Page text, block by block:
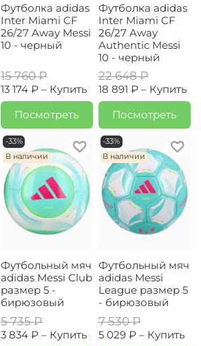
Футболка adidas
Inter Miami CF
26/27 Away Messi
10 - черный
15 760 ₽
13 174 ₽ – Купить
Посмотреть
Футболка adidas
Inter Miami CF
26/27 Away
Authentic Messi
10 - черный
22 648 ₽
18 891 ₽ – Купить
Посмотреть
-33%
В наличии
Футбольный мяч
adidas Messi Club
размер 5 -
бирюзовый
5 735 ₽
3 834 ₽ – Купить
-33%
В наличии
Футбольный мяч
adidas Messi
League размер 5
- бирюзовый
7 530 ₽
5 029 ₽ – Купить